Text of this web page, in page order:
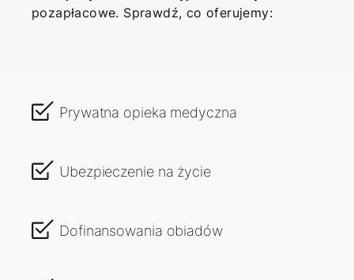
pozapłacowe. Sprawdź, co oferujemy:
Prywatna opieka medyczna
Ubezpieczenie na życie
Dofinansowania obiadów